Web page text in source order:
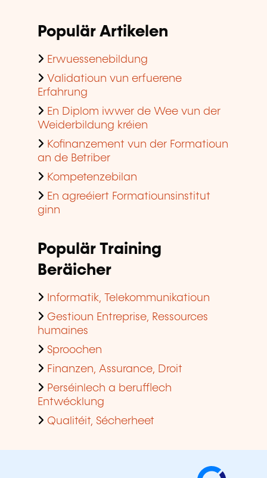
Populär Artikelen
Erwuessenebildung
Validatioun vun erfuerene
Erfahrung
En Diplom iwwer de Wee vun der
Weiderbildung kréien
Kofinanzement vun der Formatioun
an de Betriber
Kompetenzebilan
En agreéiert Formatiounsinstitut
ginn
Populär Training
Beräicher
Informatik, Telekommunikatioun
Gestioun Entreprise, Ressources
humaines
Sproochen
Finanzen, Assurance, Droit
Perséinlech a berufflech
Entwécklung
Qualitéit, Sécherheet